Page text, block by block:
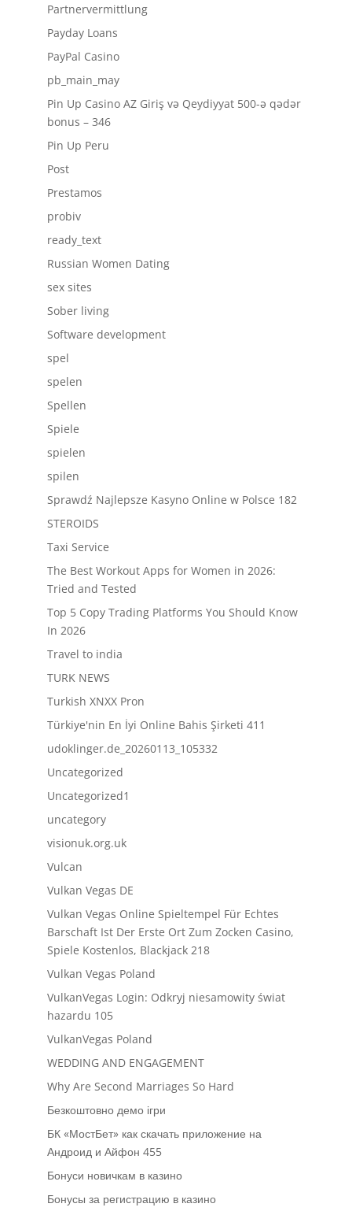
Partnervermittlung
Payday Loans
PayPal Casino
pb_main_may
Pin Up Casino AZ Giriş və Qeydiyyat 500-ə qədər
bonus – 346
Pin Up Peru
Post
Prestamos
probiv
ready_text
Russian Women Dating
sex sites
Sober living
Software development
spel
spelen
Spellen
Spiele
spielen
spilen
Sprawdź Najlepsze Kasyno Online w Polsce 182
STEROIDS
Taxi Service
The Best Workout Apps for Women in 2026:
Tried and Tested
Top 5 Copy Trading Platforms You Should Know
In 2026
Travel to india
TURK NEWS
Turkish XNXX Pron
Türkiye'nin En İyi Online Bahis Şirketi 411
udoklinger.de_20260113_105332
Uncategorized
Uncategorized1
uncategory
visionuk.org.uk
Vulcan
Vulkan Vegas DE
Vulkan Vegas Online Spieltempel Für Echtes
Barschaft Ist Der Erste Ort Zum Zocken Casino,
Spiele Kostenlos, Blackjack 218
Vulkan Vegas Poland
VulkanVegas Login: Odkryj niesamowity świat
hazardu 105
VulkanVegas Poland
WEDDING AND ENGAGEMENT
Why Are Second Marriages So Hard
Безкоштовно демо ігри
БК «МостБет» как скачать приложение на
Андроид и Айфон 455
Бонуси новичкам в казино
Бонусы за регистрацию в казино